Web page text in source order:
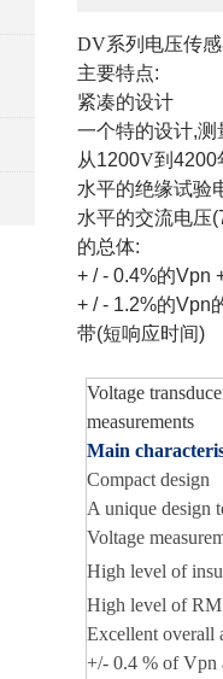
DV系列 电压传
主要特点:
紧凑的设计
一个特的设计,测
从1200V到4200
水平的绝缘试验
水平的交流电压
的总体:
+ / - 0.4%的Vpn
+ / - 1.2%的Vpn
带(短响应时间)
Voltage
measurements
Main
Compact design
A unique design
Voltage
High level of
High level of
Excellent overall
+/- 0.4 % of Vpn